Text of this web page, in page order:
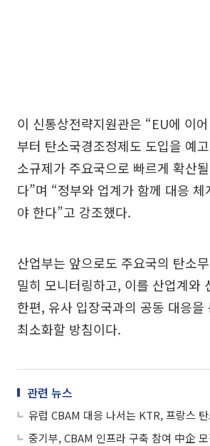
이 신통상전략지원관은 “EU에 이
부터 탄소국경조정제도 도입을 예
소규제가 주요국으로 빠르게 확산
다”며 “정부와 업계가 함께 대응
야 한다”고 강조했다.
산업부는 앞으로도 주요국의 탄소
밀히 모니터링하고, 이를 산업계와
한편, 유사 입장국과의 공동 대응을
최소화할 방침이다.
관련 뉴스
중기부, CBAM 인프라 구축 참여 中企 모